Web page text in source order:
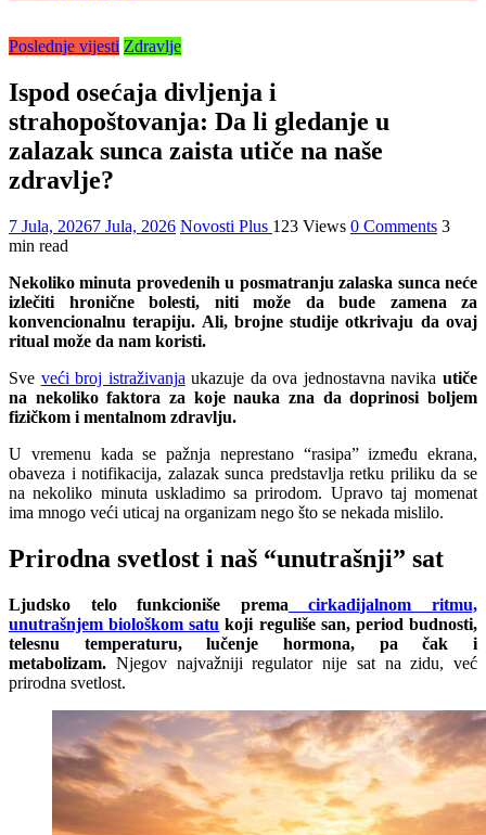
Poslednje vijesti Zdravlje
Ispod osećaja divljenja i
strahopoštovanja: Da li gledanje u
zalazak sunca zaista utiče na naše
zdravlje?
7 Jula, 20267 Jula, 2026 Novosti Plus 123 Views 0 Comments 3
min read
Nekoliko minuta provedenih u posmatranju zalaska sunca neće
izlečiti hronične bolesti, niti može da bude zamena za
konvencionalnu terapiju. Ali, brojne studije otkrivaju da ovaj
ritual može da nam koristi.
Sve veći broj istraživanja ukazuje da ova jednostavna navikautiče
na nekoliko faktora za koje nauka zna da doprinosi boljem
fizičkom i mentalnom zdravlju.
U vremenu kada se pažnja neprestano “rasipa” između ekrana,
obaveza i notifikacija, zalazak sunca predstavlja retku priliku da se
na nekoliko minuta uskladimo sa prirodom. Upravo taj momenat
ima mnogo veći uticaj na organizam nego što se nekada mislilo.
Prirodna svetlost i naš “unutrašnji” sat
Ljudsko telo funkcioniše prema cirkadijalnom ritmu,
unutrašnjem biološkom satu koji reguliše san, period budnosti,
telesnu temperaturu, lučenje hormona, pa čak i
metabolizam. Njegov najvažniji regulator nije sat na zidu, već
prirodna svetlost.